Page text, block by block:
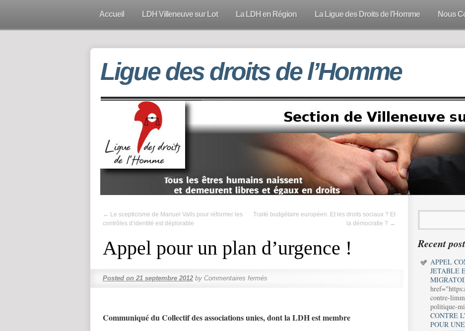
Accueil LDH Villeneuve sur Lot La LDH en Région La Ligue des Droits de l’Homme Nous
Ligue des droits de l’Homme
← Le scepticisme de Manuel Valls pour réformer les
contrôles d’identité est déplorable
Traité budgétaire européen. Et les droits sociaux ? Et
la démocratie ? →
Appel pour un plan d’urgence !
Posted on 21 septembre 2012 by Commentaires fermés
Communiqué du Collectif des associations unies, dont la LDH est membre
Recent
APPEL
JETABLE
contre-
politique-
CONTRE
POUR